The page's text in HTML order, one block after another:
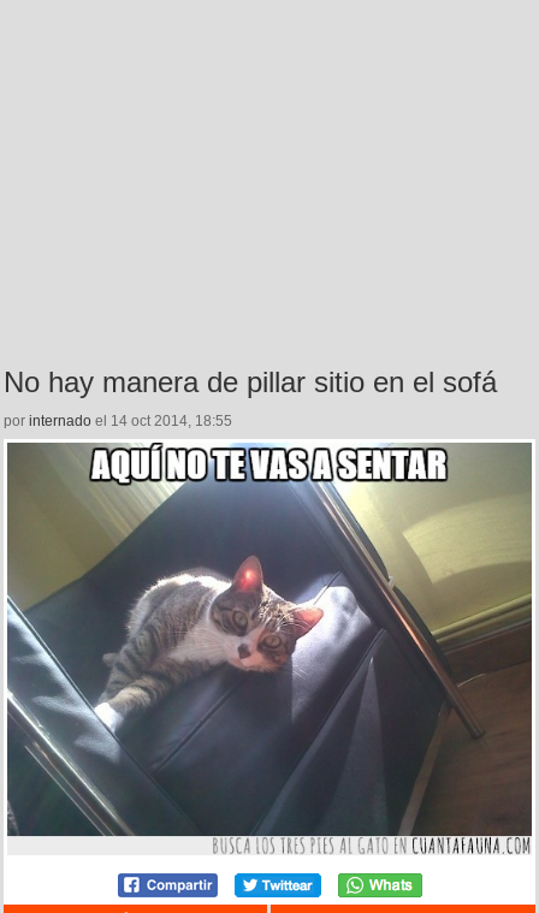
No hay manera de pillar sitio en el sofá
por internado el 14 oct 2014, 18:55